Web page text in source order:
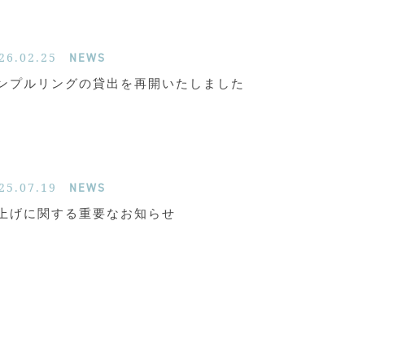
NEWS
プルリングの貸出を再開いたしました
NEWS
げに関する重要なお知らせ